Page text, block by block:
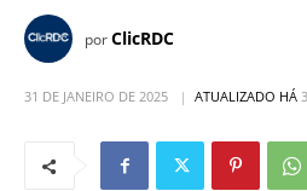
porClicRDC
31 DE JANEIRO DE 2025 ATUALIZADO HÁ